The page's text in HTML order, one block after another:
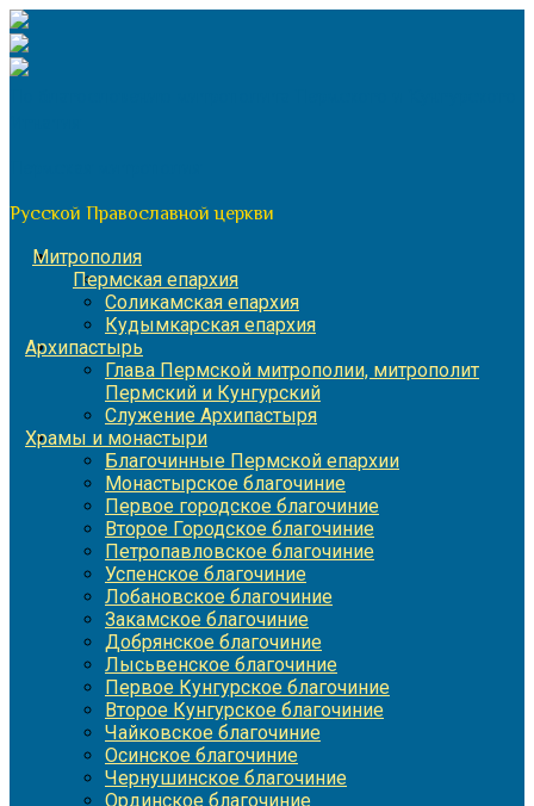
Перейти
к
содержимому
Русской Православной церкви
Митрополия
Пермская епархия
Соликамская епархия
Кудымкарская епархия
Архипастырь
Глава Пермской митрополии, митрополит
Пермский и Кунгурский
Служение Архипастыря
Храмы и монастыри
Благочинные Пермской епархии
Монастырское благочиние
Первое городское благочиние
Второе Городское благочиние
Петропавловское благочиние
Успенское благочиние
Лобановское благочиние
Закамское благочиние
Добрянское благочиние
Лысьвенское благочиние
Первое Кунгурское благочиние
Второе Кунгурское благочиние
Чайковское благочиние
Осинское благочиние
Чернушинское благочиние
Ординское благочиние